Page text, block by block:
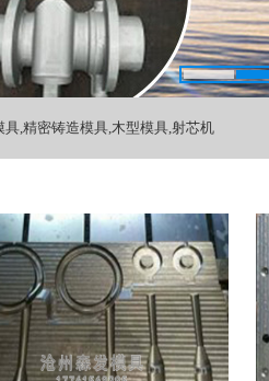
,精密铸造模具,木型模具,射芯机